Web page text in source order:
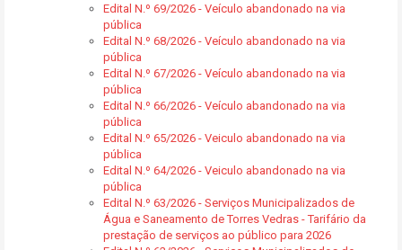
Edital N.º 69/2026 - Veículo abandonado na via
pública
Edital N.º 68/2026 - Veículo abandonado na via
pública
Edital N.º 67/2026 - Veículo abandonado na via
pública
Edital N.º 66/2026 - Veículo abandonado na via
pública
Edital N.º 65/2026 - Veiculo abandonado na via
pública
Edital N.º 64/2026 - Veiculo abandonado na via
pública
Edital N.º 63/2026 - Serviços Municipalizados de
Água e Saneamento de Torres Vedras - Tarifário da
prestação de serviços ao público para 2026